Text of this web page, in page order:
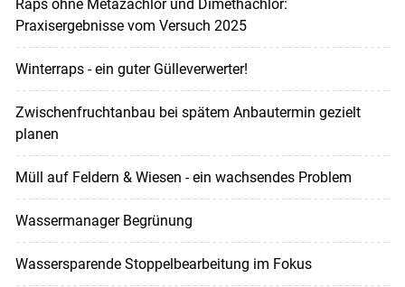
Raps ohne Metazachlor und Dimethachlor:
Praxisergebnisse vom Versuch 2025
Winterraps - ein guter Gülleverwerter!
Zwischenfruchtanbau bei spätem Anbautermin gezielt
planen
Müll auf Feldern & Wiesen - ein wachsendes Problem
Wassermanager Begrünung
Wassersparende Stoppelbearbeitung im Fokus